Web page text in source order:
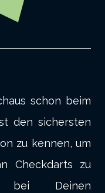
schon beim
den sichersten
zu kennen, um
Checkdarts zu
bei Deinen